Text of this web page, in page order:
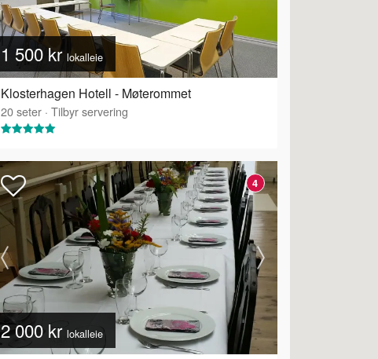
1 500 kr lokalleie
Klosterhagen Hotell - Møterommet
20seter · Tilbyr servering
4
2 000 kr lokalleie